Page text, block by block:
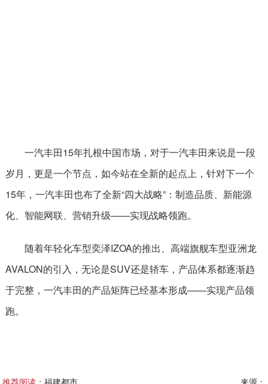
一汽丰田15年扎根中国市场，对于一汽丰田来说是一段
岁月，更是一个节点，如今站在全新的起点上，针对下一个
15年，一汽丰田也布了全新“四大战略”：制造品质、新能源
化、智能网联、营销升级——实现战略领跑。
随着年轻化车型奕泽IZOA的推出、高端旗舰车型亚洲龙
AVALON的引入，无论是SUV还是轿车，产品体系都逐渐趋
于完整，一汽丰田的产品矩阵已经基本形成——实现产品领
跑。